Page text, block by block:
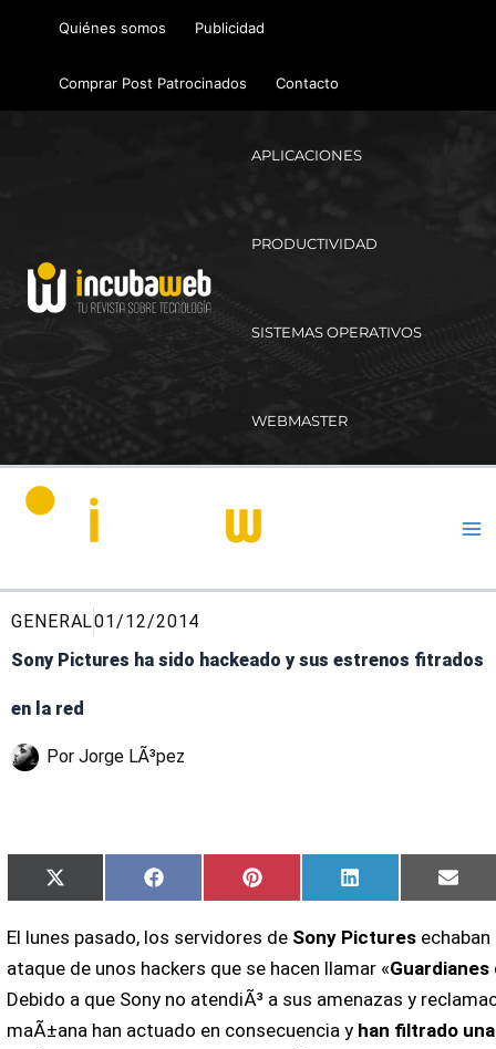
Quiénes somos Publicidad
Comprar Post Patrocinados Contacto
APLICACIONES
PRODUCTIVIDAD
SISTEMAS OPERATIVOS
WEBMASTER
GENERAL01/12/2014
Sony Pictures ha sido hackeado y sus estrenos fitrados
en la red
Por Jorge LÃ³pez
Compartir
en
X
(Twitter)
Compartir
en
Facebook
Compartir
en
Pinterest
Compartir
en
LinkedIn
en
El lunes pasado, los servidores de Sony Picturesechaban
ataque de unos hackers que se hacen llamar «Guardianes
Debido a que Sony no atendiÃ³ a sus amenazas y
maÃ±ana han actuado en consecuencia y han filtrado